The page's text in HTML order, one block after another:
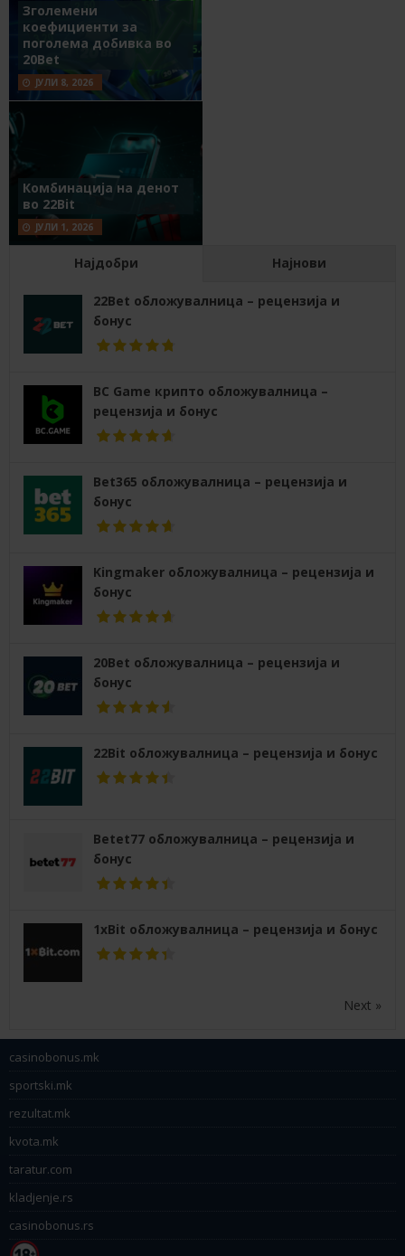
Зголемени
коефициенти за
поголема добивка во
20Bet
ЈУЛИ 8, 2026
Комбинација на денот
во 22Bit
ЈУЛИ 1, 2026
Најдобри Најнови
22Bet обложувалница – рецензија и
бонус
BC Game крипто обложувалница –
рецензија и бонус
Bet365 обложувалница – рецензија и
бонус
Kingmaker обложувалница – рецензија и
бонус
20Bet обложувалница – рецензија и
бонус
22Bit обложувалница – рецензија и бонус
Betet77 обложувалница – рецензија и
бонус
1xBit обложувалница – рецензија и бонус
Next »
casinobonus.mk
sportski.mk
rezultat.mk
kvota.mk
taratur.com
kladjenje.rs
casinobonus.rs